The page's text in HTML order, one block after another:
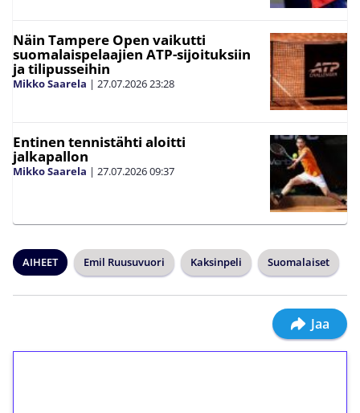
Näin Tampere Open vaikutti
suomalaispelaajien ATP-sijoituksiin
ja tilipusseihin
Mikko Saarela | 27.07.2026 23:28
Entinen tennistähti aloitti
jalkapallon
Mikko Saarela | 27.07.202609:37
AIHEET Emil Ruusuvuori Kaksinpeli Suomalaiset
Jaa